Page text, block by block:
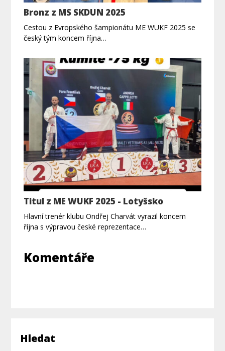
Bronz z MS SKDUN 2025
Cestou z Evropského šampionátu ME WUKF 2025 se
český tým koncem října…
Titul z ME WUKF 2025 - Lotyšsko
Hlavní trenér klubu Ondřej Charvát vyrazil koncem
října s výpravou české reprezentace…
Komentáře
Hledat